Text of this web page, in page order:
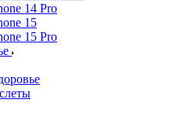
14 Pro
15
15 Pro